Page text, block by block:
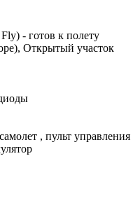
- готов к полету
Открытый участок
, пульт управления